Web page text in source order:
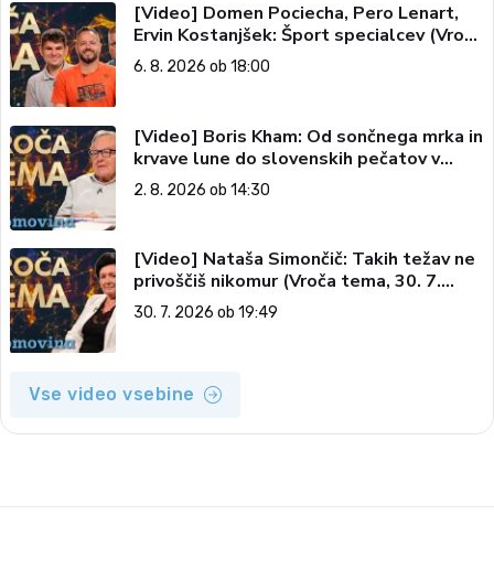
[Video] Domen Pociecha, Pero Lenart,
Ervin Kostanjšek: Šport specialcev (Vroča
tema, 6. 8. 2026)
6. 8. 2026 ob 18:00
[Video] Boris Kham: Od sončnega mrka in
krvave lune do slovenskih pečatov v
vesolju (Vroča tema, 2. 8. 2026)
2. 8. 2026 ob 14:30
[Video] Nataša Simončič: Takih težav ne
privoščiš nikomur (Vroča tema, 30. 7.
2026)
30. 7. 2026 ob 19:49
Vse video vsebine